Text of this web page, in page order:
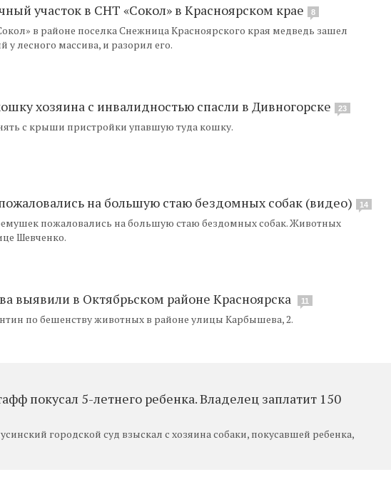
участок в СНТ «Сокол» в Красноярском крае 8
в районе поселка Снежница Красноярского края медведь зашел
у лесного массива, и разорил его.
хозяина с инвалидностью спасли в Дивногорске 23
с крыши пристройки упавшую туда кошку.
на большую стаю бездомных собак (видео) 14
пожаловались на большую стаю бездомных собак. Животных
Шевченко.
выявили в Октябрьском районе Красноярска 11
по бешенству животных в районе улицы Карбышева, 2.
покусал 5-летнего ребенка. Владелец заплатит 150
городской суд взыскал с хозяина собаки, покусавшей ребенка,